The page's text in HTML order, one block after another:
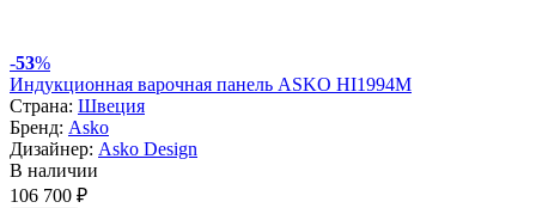
-53%
Индукционная варочная панель ASKO HI1994M
Страна: Швеция
Бренд: Asko
Дизайнер: Asko Design
В наличии
106 700 ₽